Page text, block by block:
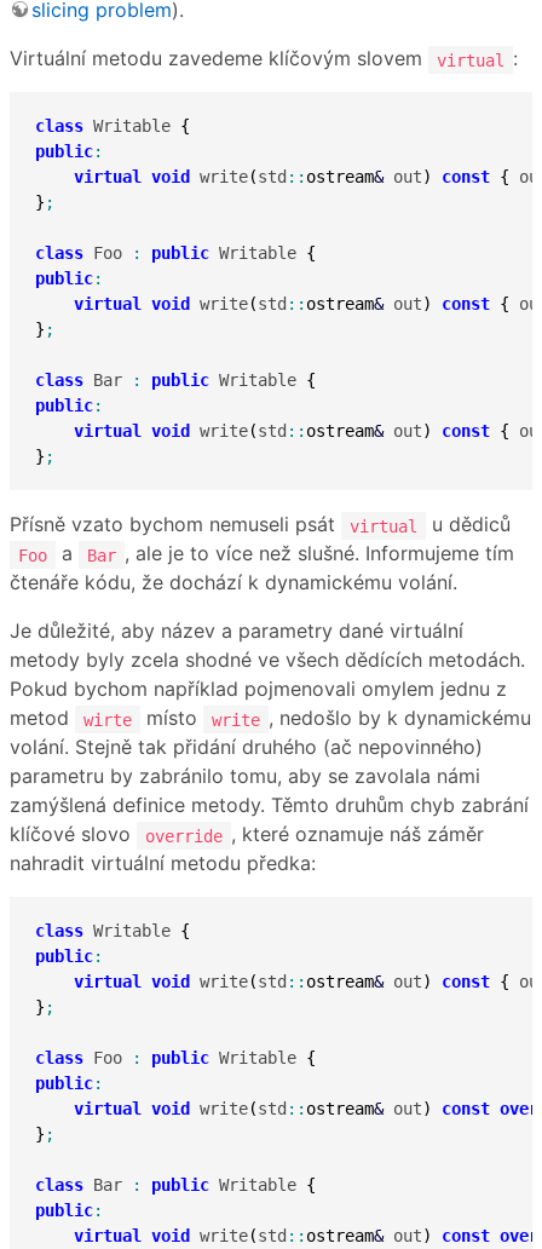
slicing problem).
Virtuální metodu zavedeme klíčovým slovem
virtual :
class Writable {
public:
virtual
void write(std :: ostream& out) const {
} ;
class Foo : public Writable {
public:
virtual
void write(std :: ostream& out) const {
} ;
class Bar : public Writable {
public:
virtual
void write(std :: ostream& out) const {
} ;
Přísně vzato bychom nemuseli psát virtual u dědiců
Foo a Bar , ale je to více než slušné. Informujeme tím
čtenáře kódu, že dochází k dynamickému volání.
Je důležité, aby název a parametry dané virtuální
metody byly zcela shodné ve všech dědících metodách.
Pokud bychom například pojmenovali omylem jednu z
metod
wirte místo write , nedošlo by k dynamickému
volání. Stejně tak přidání druhého (ač nepovinného)
parametru by zabránilo tomu, aby se zavolala námi
zamýšlená definice metody. Těmto druhům chyb zabrání
klíčové slovo
override , které oznamuje náš záměr
nahradit virtuální metodu předka:
class Writable {
public:
virtual
void write(std :: ostream& out) const {
} ;
class Foo : public Writable {
public:
virtual
void write(std :: ostream& out) const
} ;
class Bar : public Writable {
public:
virtual
void write(std :: ostream& out) const